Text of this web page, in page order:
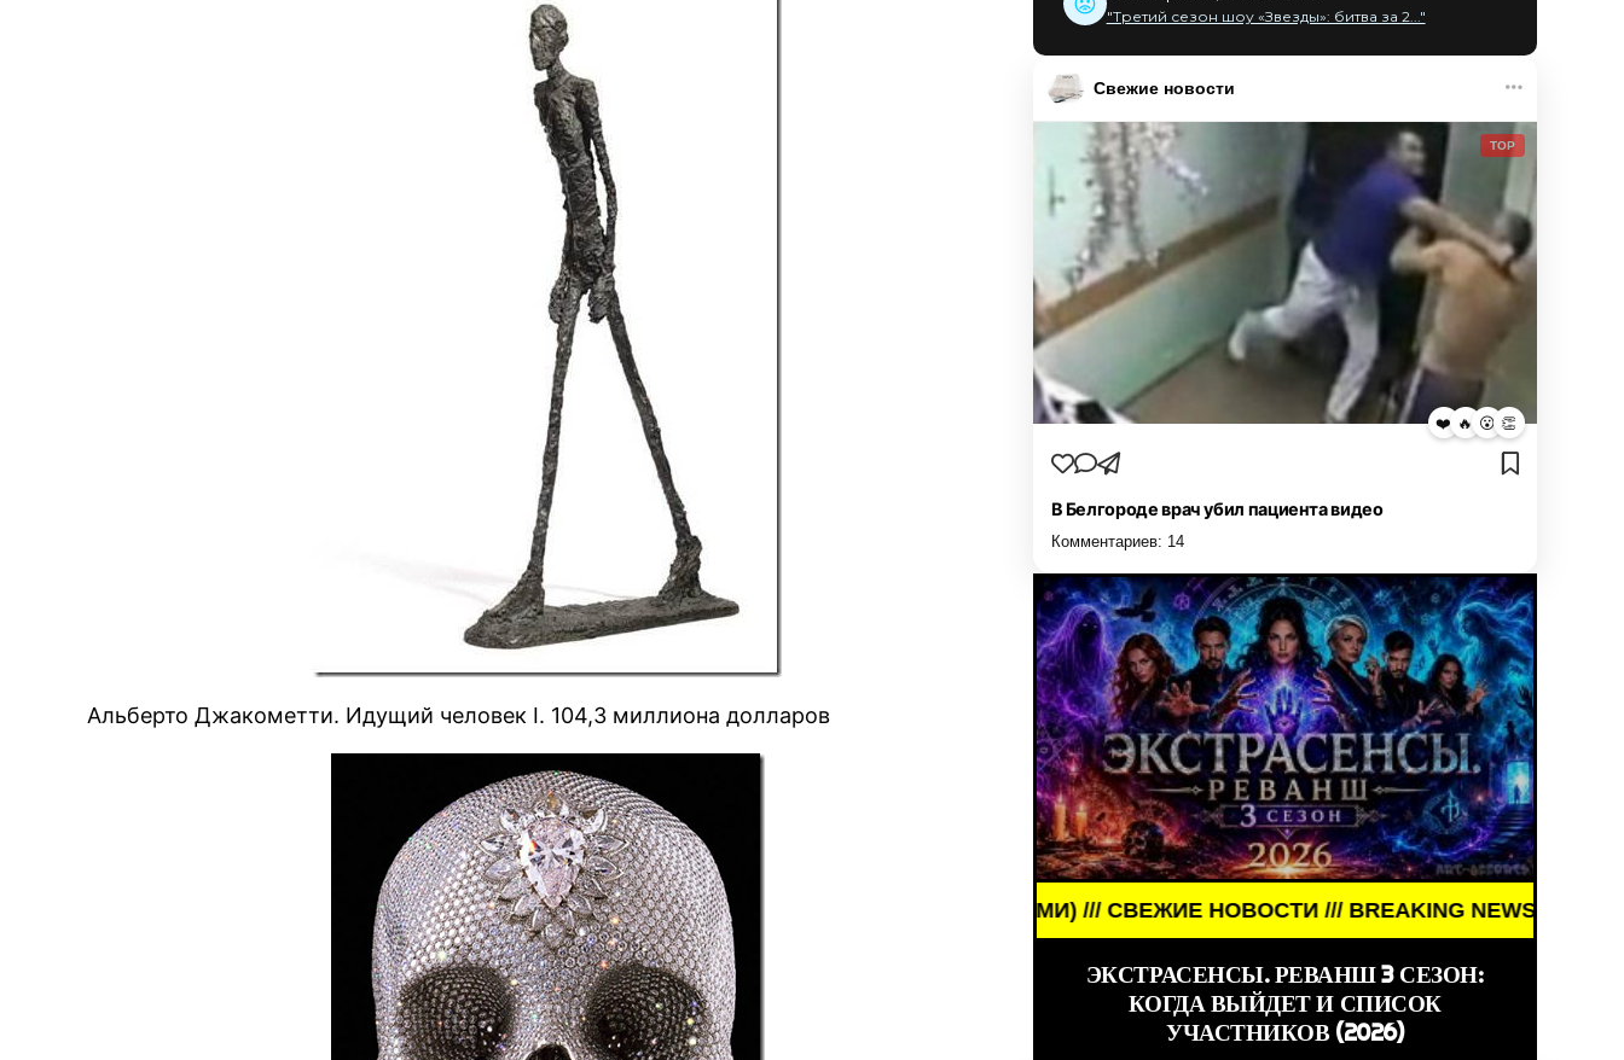
Альберто Джакометти. Идущий человек I. 104,3 миллиона долларов
"Третий сезон шоу «Звезды»: битва за 2..."
Свежие новости
TOP
❤️ 🔥 😮 👏
В Белгороде врач убил пациента видео
Комментариев: 14
BREAKING NEWS /// НОВОСТИ (СМИ) /// СВЕЖИЕ НОВОСТИ /// BREAKING NEWS /// НОВОСТИ
ЭКСТРАСЕНСЫ. РЕВАНШ 3 СЕЗОН:
КОГДА ВЫЙДЕТ И СПИСОК
УЧАСТНИКОВ (2026)